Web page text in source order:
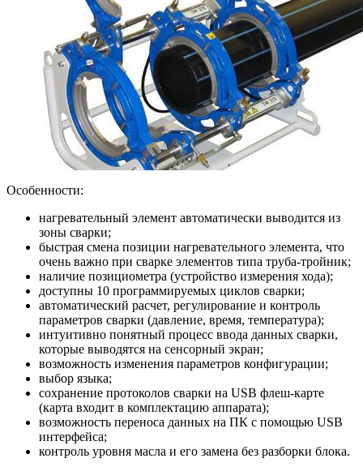
Особенности:
нагревательный элемент автоматически выводится из
зоны сварки;
быстрая смена позиции нагревательного элемента, что
очень важно при сварке элементов типа труба-тройник;
наличие позициометра (устройство измерения хода);
доступны 10 программируемых циклов сварки;
автоматический расчет, регулирование и контроль
параметров сварки (давление, время, температура);
интуитивно понятный процесс ввода данных сварки,
которые выводятся на сенсорный экран;
возможность изменения параметров конфигурации;
выбор языка;
сохранение протоколов сварки на USB флеш-карте
(карта входит в комплектацию аппарата);
возможность переноса данных на ПК с помощью USB
интерфейса;
контроль уровня масла и его замена без разборки блока.